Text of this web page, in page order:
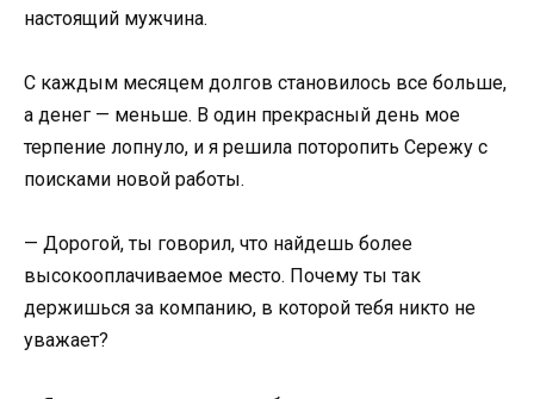
настоящий мужчина.
С каждым месяцем долгов становилось все больше,
а денег — меньше. В один прекрасный день мое
терпение лопнуло, и я решила поторопить Сережу с
поисками новой работы.
— Дорогой, ты говорил, что найдешь более
высокооплачиваемое место. Почему ты так
держишься за компанию, в которой тебя никто не
уважает?